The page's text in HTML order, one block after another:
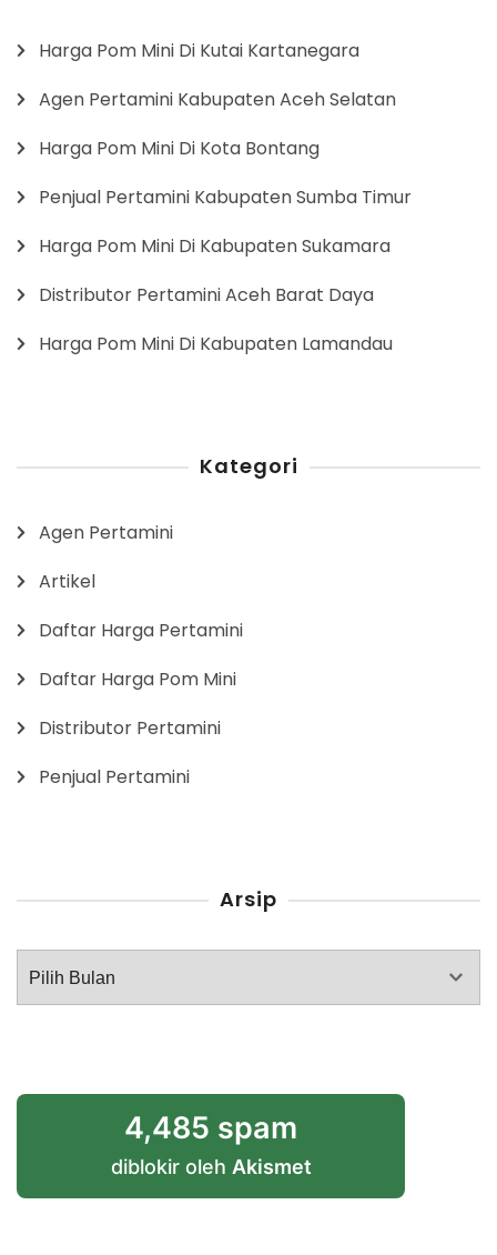
Harga Pom Mini Di Kutai Kartanegara
Agen Pertamini Kabupaten Aceh Selatan
Harga Pom Mini Di Kota Bontang
Penjual Pertamini Kabupaten Sumba Timur
Harga Pom Mini Di Kabupaten Sukamara
Distributor Pertamini Aceh Barat Daya
Harga Pom Mini Di Kabupaten Lamandau
Kategori
Agen Pertamini
Artikel
Daftar Harga Pertamini
Daftar Harga Pom Mini
Distributor Pertamini
Penjual Pertamini
Arsip
Arsip
4,485 spam
diblokir oleh Akismet